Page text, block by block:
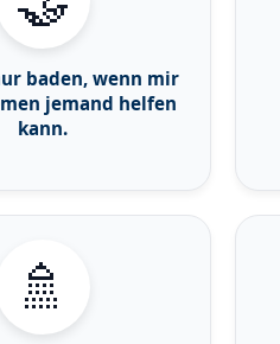
baden, wenn mir
jemand helfen
kann.
🚿